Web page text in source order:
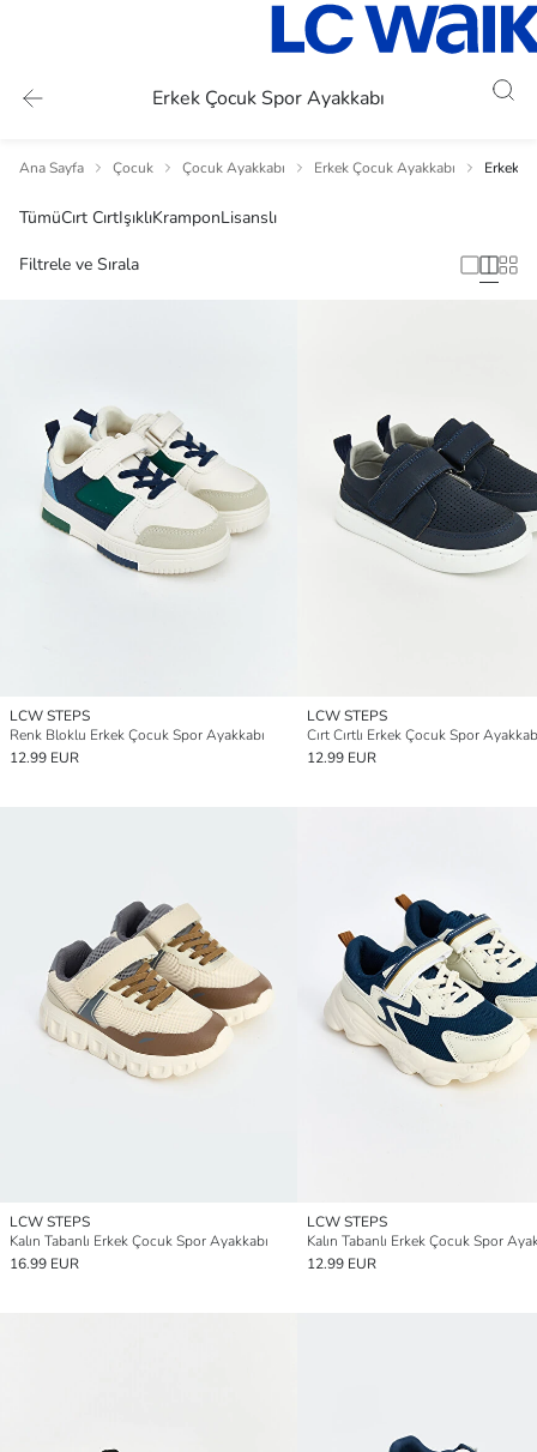
Erkek Çocuk Spor Ayakkabı
Ana Sayfa Çocuk Çocuk Ayakkabı Erkek Çocuk Ayakkabı Erkek
TümüCırt CırtIşıklıKramponLisanslı
Filtrele ve Sırala
LCW STEPS
Renk Bloklu Erkek Çocuk Spor Ayakkabı
12.99 EUR
LCW STEPS
Cırt Cırtlı Erkek Çocuk Spor
12.99 EUR
LCW STEPS
Kalın Tabanlı Erkek Çocuk Spor Ayakkabı
16.99 EUR
LCW STEPS
Kalın Tabanlı Erkek Çocuk Spor
12.99 EUR